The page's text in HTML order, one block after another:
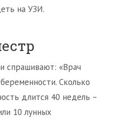
на УЗИ.
спрашивают: «Врач
Сколько
длится 40 недель –
10 лунных